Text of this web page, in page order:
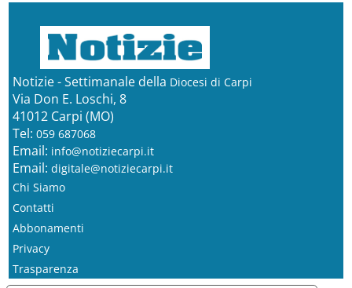
Notizie - Settimanale della Diocesi di Carpi
Via Don E. Loschi, 8
41012 Carpi (MO)
Tel: 059 687068
Email: info@notiziecarpi.it
Email: digitale@notiziecarpi.it
Chi Siamo
Contatti
Abbonamenti
Privacy
Trasparenza